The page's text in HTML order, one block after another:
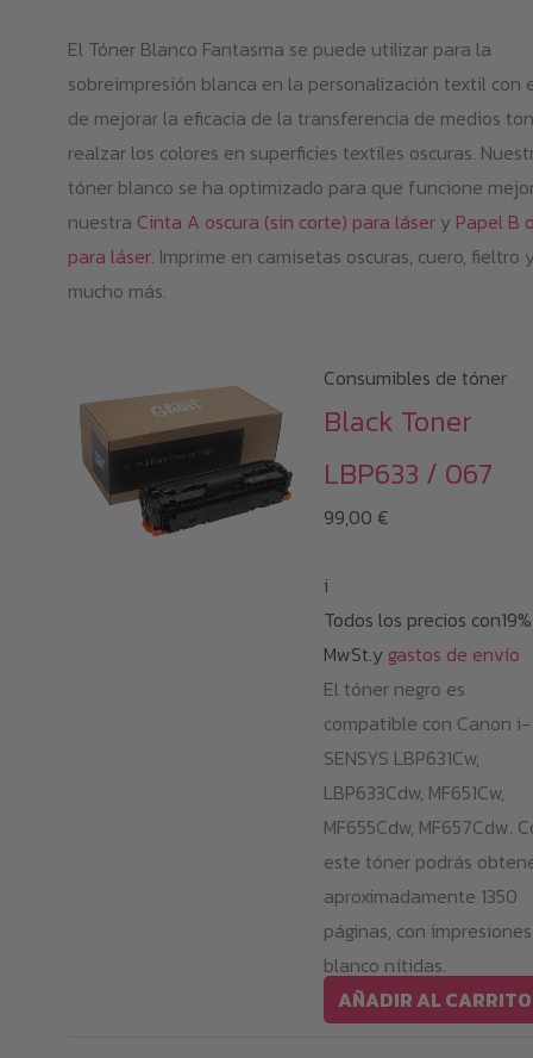
El Tóner Blanco Fantasma se puede utilizar para la
sobreimpresión blanca en la personalización textil con
de mejorar la eficacia de la transferencia de medios
realzar los colores en superficies textiles oscuras.
tóner blanco se ha optimizado para que funcione
nuestra Cinta A oscura (sin corte) para lásery Papel B
para láser. Imprime en camisetas oscuras, cuero, fieltro
mucho más.
Consumibles de tóner
Black Toner
LBP633 / 067
99,00 €
i
Todos los precios con19%
MwSt.y gastos de envío
El tóner negro es
compatible con Canon i-
SENSYS LBP631Cw,
LBP633Cdw, MF651Cw,
MF655Cdw, MF657Cdw.
este tóner podrás
aproximadamente 1350
páginas, con
blanco nítidas.
AÑADIR AL CARRITO